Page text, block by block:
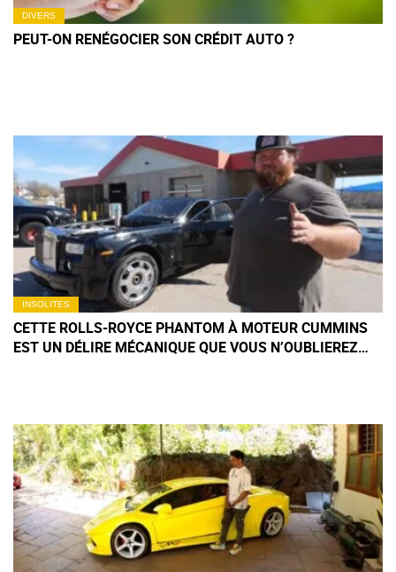
DIVERS
PEUT-ON RENÉGOCIER SON CRÉDIT AUTO ?
INSOLITES
CETTE ROLLS-ROYCE PHANTOM À MOTEUR CUMMINS
EST UN DÉLIRE MÉCANIQUE QUE VOUS N’OUBLIEREZ